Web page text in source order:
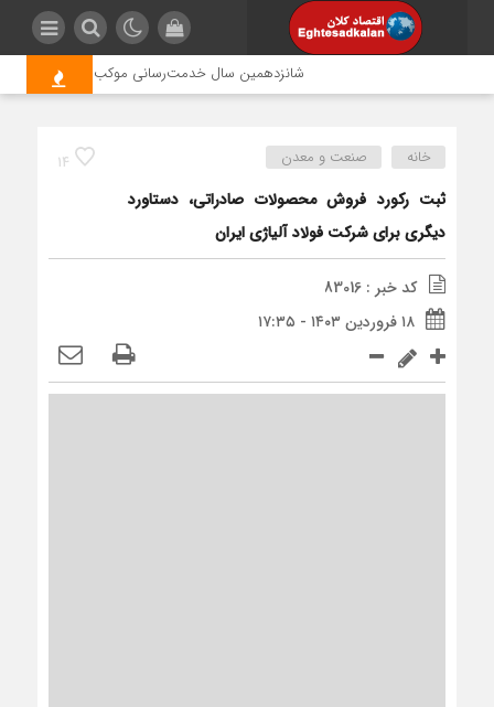
شانزدهمین سال خدمت‌رسانی موکب امام رضا (ع)
14 خانه صنعت و معدن
ثبت رکورد فروش محصولات صادراتی، دستاورد
دیگری برای شرکت فولاد آلیاژی ایران
کد خبر : 83016
۱۸ فروردین ۱۴۰۳ - ۱۷:۳۵